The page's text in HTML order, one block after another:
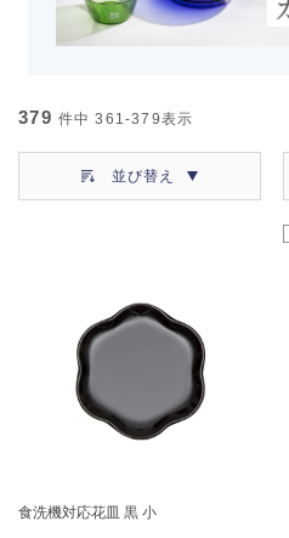
379 件中 361-379表示
並び替え
食洗機対応花皿 黒 小